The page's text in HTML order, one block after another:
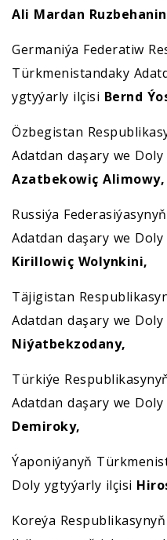
Ali Mardan
Germaniýa Federatiw
Türkmenistandaky
ygtyýarly ilçisi Bernd
Özbegistan
Adatdan daşary we
Azatbekowiç Alimowy,
Russiýa
Adatdan daşary we
Kirillowiç Wolynkini,
Täjigistan
Adatdan daşary we
Niýatbekzodany,
Türkiýe
Adatdan daşary we
Demiroky,
Ýaponiýanyň
Doly ygtyýarly ilçisi
Koreýa